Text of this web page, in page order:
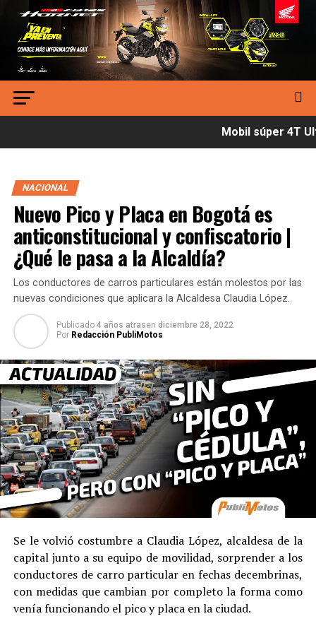
Mobil súper 4T
NACIONAL
Nuevo Pico y Placa en Bogotá es
anticonstitucional y confiscatorio |
¿Qué le pasa a la Alcaldía?
Los conductores de carros particulares están molestos por las
nuevas condiciones que aplicara la Alcaldesa Claudia López.
Publicado 4 años atrasen diciembre 28, 2022
Por Redacción PubliMotos
Se le volvió costumbre a Claudia López, alcaldesa de la
capital junto a su equipo de movilidad, sorprender a los
conductores de carro particular en fechas decembrinas,
con medidas que cambian por completo la forma como
venía funcionando el pico y placa en la ciudad.